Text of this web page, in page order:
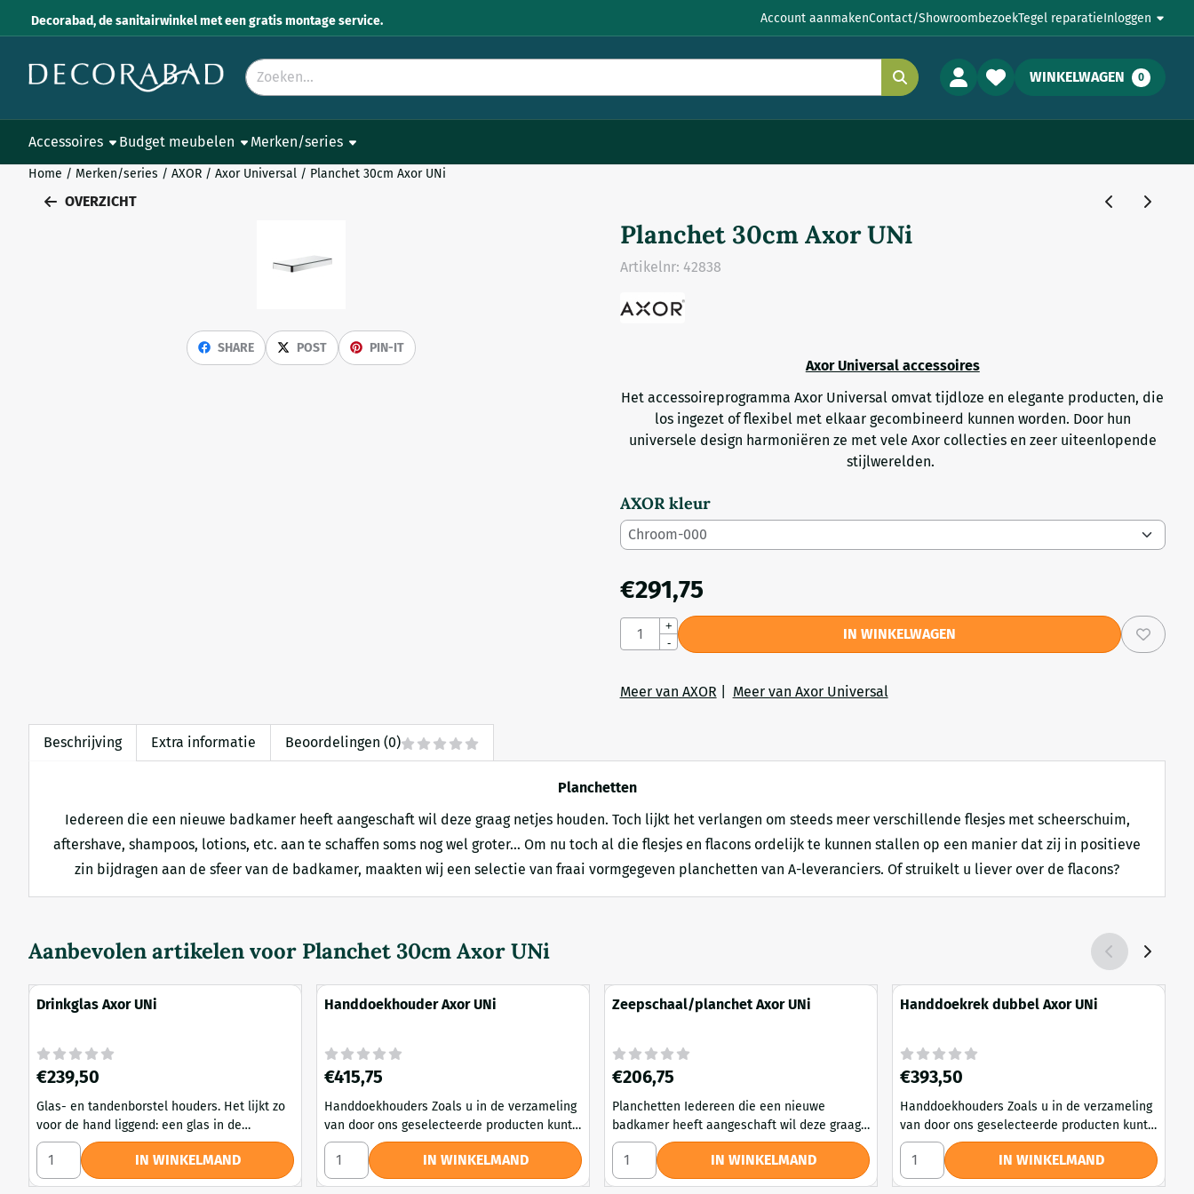
Decorabad, de sanitairwinkel met een gratis montage service. Account aanmakenContact/ShowroombezoekTegel reparatieInloggen
Zoeken
WINKELWAGEN 0
Accessoires Budget meubelen Merken/series
Home / Merken/series / AXOR / Axor Universal / Planchet 30cm Axor UNi
OVERZICHT
SHARE POST PIN-IT
Planchet 30cm Axor UNi
Artikelnr: 42838
Axor Universal accessoires
Het accessoireprogramma Axor Universal omvat tijdloze en elegante producten, die
los ingezet of flexibel met elkaar gecombineerd kunnen worden. Door hun
universele design harmoniëren ze met vele Axor collecties en zeer uiteenlopende
stijlwerelden.
AXOR kleur
€291,75
Aantal
+
-
IN WINKELWAGEN
Meer van AXOR Meer van Axor Universal
Beschrijving Extra informatie Beoordelingen (0)
Planchetten
Iedereen die een nieuwe badkamer heeft aangeschaft wil deze graag netjes houden. Toch lijkt het verlangen om steeds meer verschillende flesjes met scheerschuim,
aftershave, shampoos, lotions, etc. aan te schaffen soms nog wel groter… Om nu toch al die flesjes en flacons ordelijk te kunnen stallen op een manier dat zij in positieve
zin bijdragen aan de sfeer van de badkamer, maakten wij een selectie van fraai vormgegeven planchetten van A-leveranciers. Of struikelt u liever over de flacons?
Aanbevolen artikelen voor Planchet 30cm Axor UNi
Drinkglas Axor UNi
Prijs: 239,50
€239,50
Glas- en tandenborstel houders. Het lijkt zo
voor de hand liggend: een glas in de
badkamer. Een glas om de mond mee te
spoelen, of om water uit de drinken. Maar
door het glas te plaatsen in één van de mooi
Aantal kiezen voor Drinkglas Axor UNi
IN WINKELMAND
Handdoekhouder Axor UNi
Prijs: 415,75
€415,75
Handdoekhouders Zoals u in de verzameling
van door ons geselecteerde producten kunt
zien, bestaan er handdoekhouders in vele
soorten en maten. Belangrijk is dat de
handdoekhouder zowel met als zonder
Aantal kiezen voor Handdoekhouder Axor UNi
IN WINKELMAND
Zeepschaal/planchet Axor UNi
Prijs: 206,75
€206,75
Planchetten Iedereen die een nieuwe
badkamer heeft aangeschaft wil deze graag
netjes houden. Toch lijkt het verlangen om
steeds meer verschillende flesjes met
scheerschuim, aftershave, shampoos,
Aantal kiezen voor Zeepschaal/planchet Axor UNi
IN WINKELMAND
Handdoekrek dubbel Axor UNi
Prijs: 393,50
€393,50
Handdoekhouders Zoals u in de verzameling
van door ons geselecteerde producten kunt
zien, bestaan er handdoekhouders in vele
soorten en maten. Belangrijk is dat de
handdoekhouder zowel met als zonder
Aantal kiezen voor Handdoekrek dubbel Axor
IN WINKELMAND